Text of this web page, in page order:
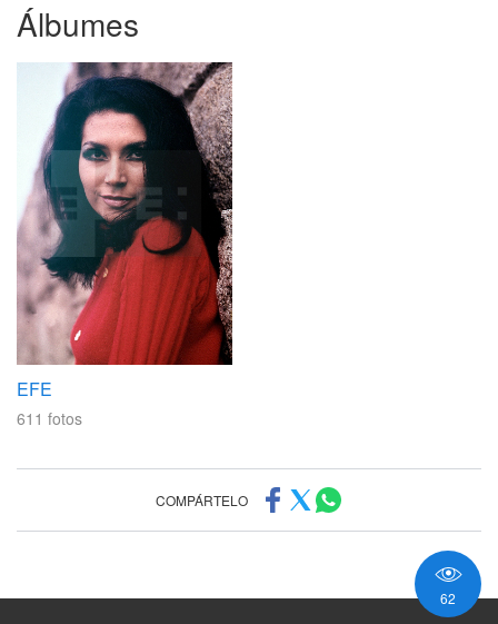
Álbumes
EFE
611 fotos
COMPÁRTELO
62